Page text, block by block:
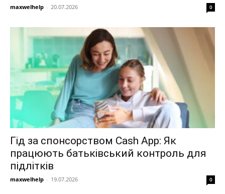
maxwelhelp - 20.07.2026 0
Гід за спонсорством Cash App: Як
працюють батьківський контроль для
підлітків
maxwelhelp - 19.07.2026 0